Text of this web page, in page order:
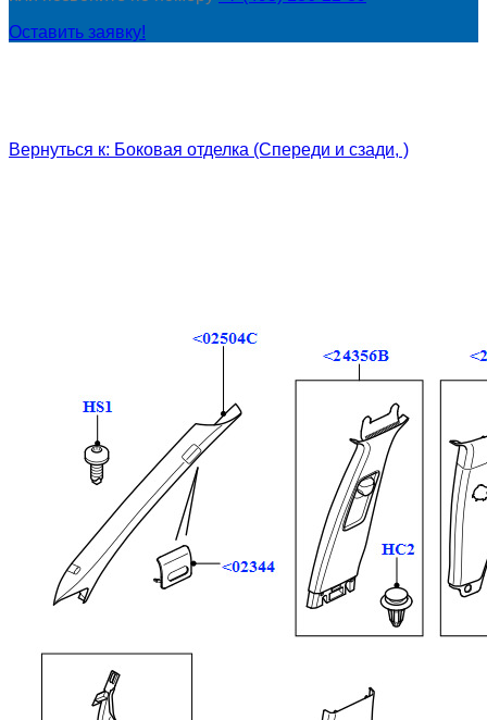
Оставить заявку!
Вернуться к: Боковая отделка (Спереди и сзади, )